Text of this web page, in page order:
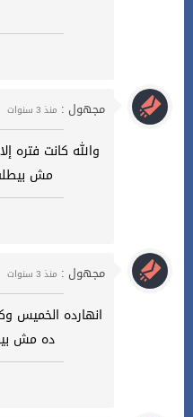
مجهول : منذ 3 سنوات
والله كانت فتره
مش
مجهول : منذ 3 سنوات
انهارده الخميس
ده مش